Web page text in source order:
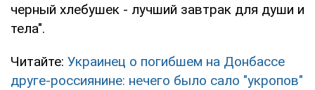
черный хлебушек - лучший завтрак для души и
тела".
Читайте: Украинец о погибшем на Донбассе
друге-россиянине: нечего было сало "укропов"